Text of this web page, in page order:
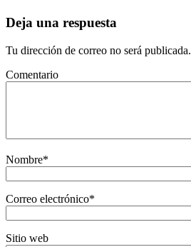
Deja una respuesta
Tu dirección de correo no será publicada.
Comentario
Nombre*
Correo electrónico*
Sitio web